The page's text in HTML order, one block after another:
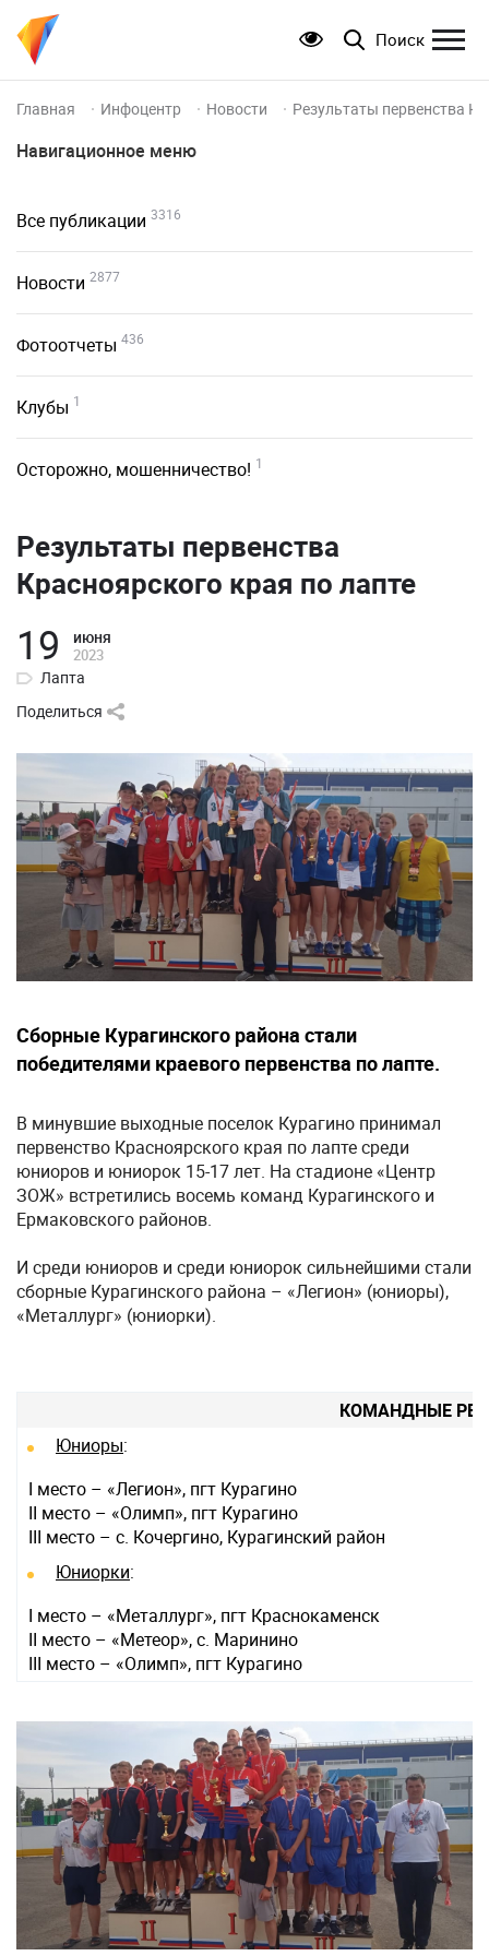
Поиск
Главная Инфоцентр Новости Результаты первенства
Навигационное меню
Все публикации 3316
Новости 2877
Фотоотчеты 436
Клубы 1
Осторожно, мошенничество! 1
Результаты первенства
Красноярского края по лапте
19 июня
2023
Лапта
Поделиться
Сборные Курагинского района стали
победителями краевого первенства по лапте.
В минувшие выходные поселок Курагино принимал
первенство Красноярского края по лапте среди
юниоров и юниорок 15-17 лет. На стадионе «Центр
ЗОЖ» встретились восемь команд Курагинского и
Ермаковского районов.
И среди юниоров и среди юниорок сильнейшими стали
сборные Курагинского района – «Легион» (юниоры),
«Металлург» (юниорки).
КОМАНДНЫЕ
Юниоры:
I место – «Легион», пгт Курагино
II место – «Олимп», пгт Курагино
III место – с. Кочергино, Курагинский район
Юниорки:
I место – «Металлург», пгт Краснокаменск
II место – «Метеор», с. Маринино
III место – «Олимп», пгт Курагино